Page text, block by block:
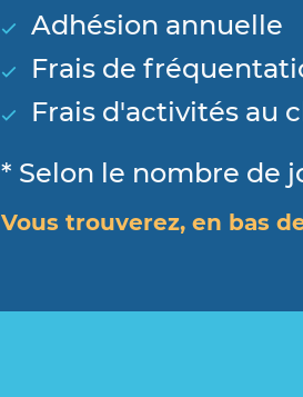
Adhésion annuelle
Frais de
Frais d'activités au
* Selon le nombre de
Vous trouverez, en bas